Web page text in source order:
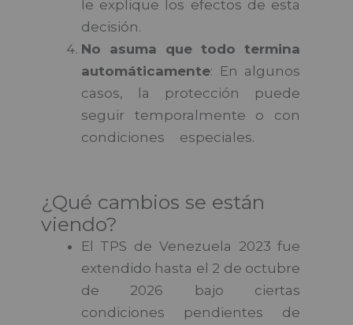
le explique los efectos de esta
decisión.
No asuma que todo termina
automáticamente: En algunos
casos, la protección puede
seguir temporalmente o con
condiciones especiales.
¿Qué cambios se están
viendo?
El TPS de Venezuela 2023 fue
extendido hasta el 2 de octubre
de 2026 bajo ciertas
condiciones pendientes de